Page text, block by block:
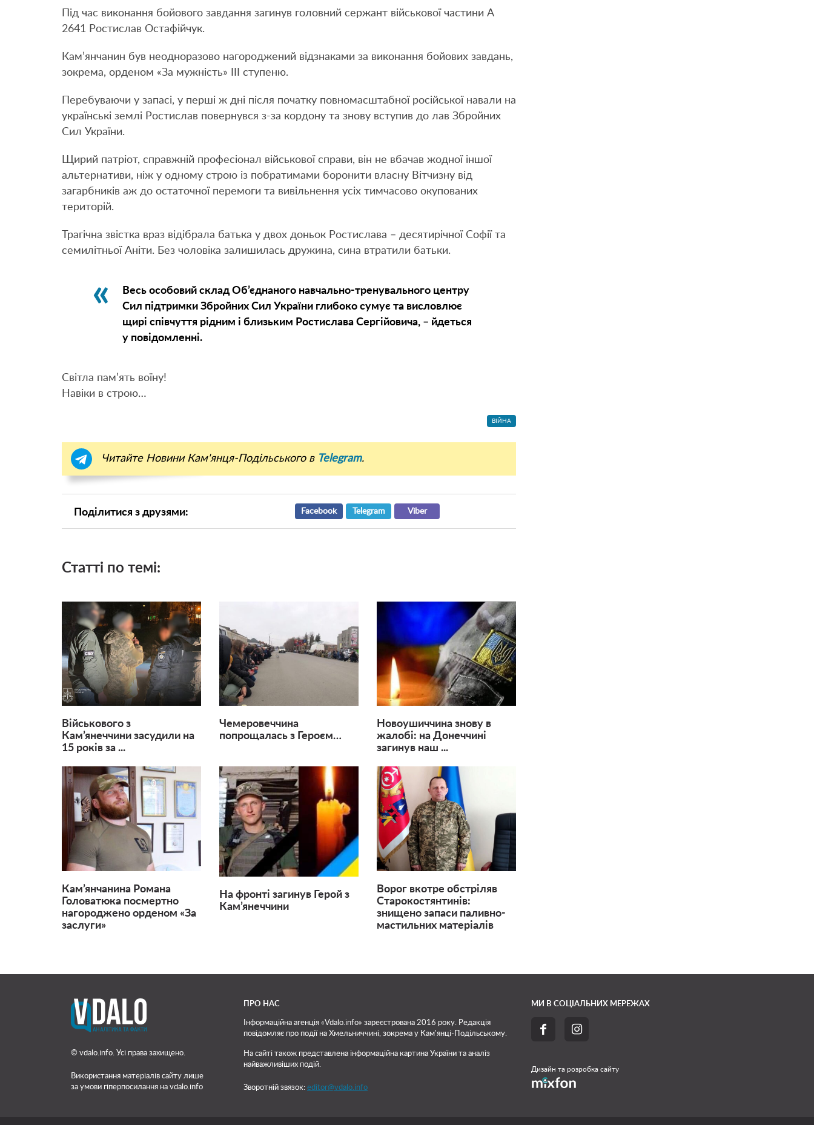
Під час виконання бойового завдання загинув головний сержант військової частини А
2641 Ростислав Остафійчук.
Кам’янчанин був неодноразово нагороджений відзнаками за виконання бойових завдань,
зокрема, орденом «За мужність» ІІІ ступеню.
Перебуваючи у запасі, у перші ж дні після початку повномасштабної російської навали на
українські землі Ростислав повернувся з-за кордону та знову вступив до лав Збройних
Сил України.
Щирий патріот, справжній професіонал військової справи, він не вбачав жодної іншої
альтернативи, ніж у одному строю із побратимами боронити власну Вітчизну від
загарбників аж до остаточної перемоги та вивільнення усіх тимчасово окупованих
територій.
Трагічна звістка враз відібрала батька у двох доньок Ростислава – десятирічної Софії та
семилітньої Аніти. Без чоловіка залишилась дружина, сина втратили батьки.
Весь особовий склад Об’єднаного навчально-тренувального центру
Сил підтримки Збройних Сил України глибоко сумує та висловлює
щирі співчуття рідним і близьким Ростислава Сергійовича, – йдеться
у повідомленні.
Світла пам’ять воїну!
Навіки в строю…
ВІЙНА
Читайте Новини Кам'янця-Подільського в Telegram.
Поділитися з друзями: Facebook Telegram Viber
Статті по темі:
Військового з
Кам’янеччини засудили на
15 років за ...
Чемеровеччина
попрощалась з Героєм…
Новоушиччина знову в
жалобі: на Донеччині
загинув наш ...
Кам’янчанина Романа
Головатюка посмертно
нагороджено орденом «За
заслуги»
На фронті загинув Герой з
Кам’янеччини
Ворог вкотре обстріляв
Старокостянтинів:
знищено запаси паливно-
мастильних матеріалів
© vdalo.info. Усі права захищено.
Використання матеріалів сайту лише
за умови гіперпосилання на vdalo.info
ПРО НАС
Інформаційна агенція «Vdalo.info» зареєстрована 2016 року. Редакція
повідомляє про події на Хмельниччині, зокрема у Кам'янці-Подільському.
На сайті також представлена інформаційна картина України та аналіз
найважливіших подій.
Зворотній звязок: editor@vdalo.info
МИ В СОЦІАЛЬНИХ МЕРЕЖАХ
 
Дизайн та розробка сайту